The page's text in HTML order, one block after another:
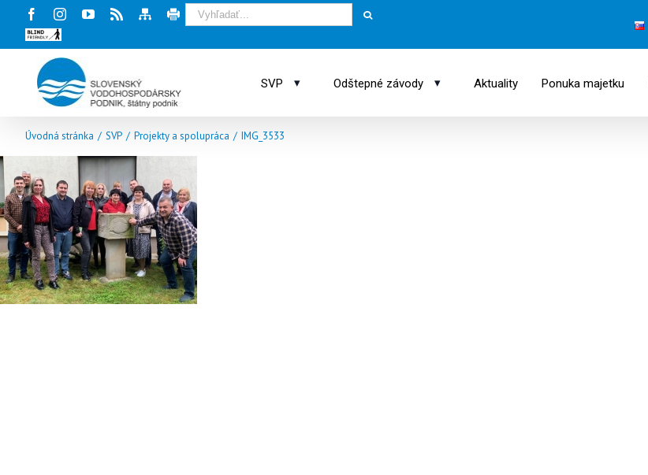
FacebookInstagram
YoutubeRssMapa Tlač
stránky
Blind
friendly
SVP ▾ Odštepné závody ▾ Aktuality Ponuka majetku
Úvodná stránka / SVP / Projekty a spolupráca / IMG_3533